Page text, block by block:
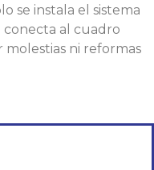
se instala el sistema
conecta al cuadro
molestias ni reformas